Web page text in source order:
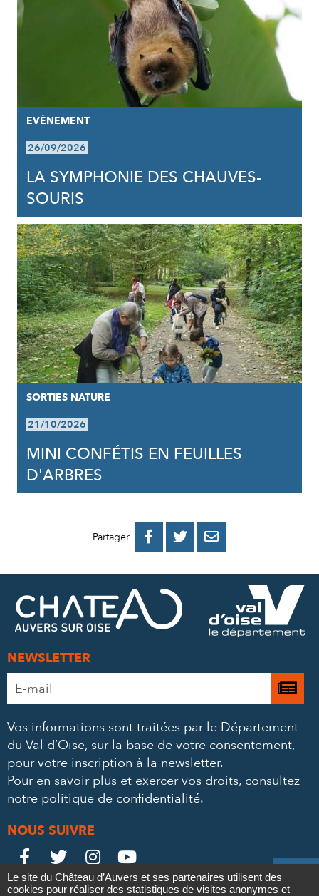
Contact
EVÈNEMENT
26/09/2026
LA SYMPHONIE DES CHAUVES-
SOURIS
SORTIES NATURE
21/10/2026
MINI CONFÉTIS EN FEUILLES
D'ARBRES
Partager 
PARTAGER
FACEBOOK
PARTAGER
PARTAGER
MAIL
NEWSLETTER
Adresse
e-
*
Je
à
Vos informations sont traitées par le Département
du Val d’Oise, sur la base de votre consentement,
pour votre inscription à la newsletter.
Pour en savoir plus et exercer vos droits, consultez
notre politique de confidentialité.
NOUS SUIVRE
Le
Château

Le
Château

Le
Château

Le
Château

Le site du Château d’Auvers et ses partenaires utilisent des
cookies pour réaliser des statistiques de visites anonymes et